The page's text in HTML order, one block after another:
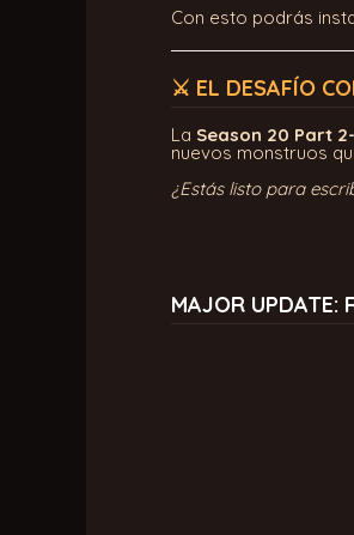
Con esto podrás
⚔️ EL DESAFÍO
La Season 20 Part
nuevos monstruos
¿Estás listo para
MAJOR UPDATE: